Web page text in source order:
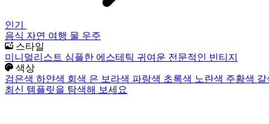
인기
음식 자연 여행 물 우주
스타일
미니멀리스트 심플한 에스테틱 귀여운 전문적인 빈티지
색상
검은색 하얀색 회색 은 보라색 파랑색 초록색 노란색 주황색
최신 템플릿을 탐색해 보세요